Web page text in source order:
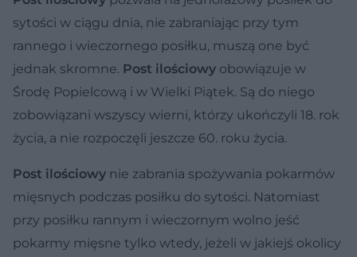
sytości w ciągu dnia, nie zabraniając przy tym
rannego i wieczornego posiłku, muszą one być
jednak skromne. Post ilościowy obowiązuje w
Środę Popielcową i w Wielki Piątek. Są do niego
zobowiązani wszyscy wierni, którzy ukończyli 18. rok
życia, a nie rozpoczęli jeszcze 60. roku życia.
Post ilościowy nie zabrania spożywania pokarmów
mięsnych podczas posiłku do sytości. Natomiast
przy posiłku rannym i wieczornym wolno jeść
pokarmy mięsne tylko wtedy, jeżeli w jakiejś okolicy